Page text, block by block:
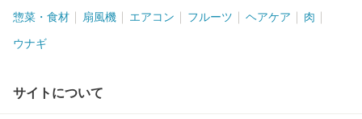
惣菜・食材 扇風機 エアコン フルーツ ヘアケア 肉
ウナギ
サイトについて